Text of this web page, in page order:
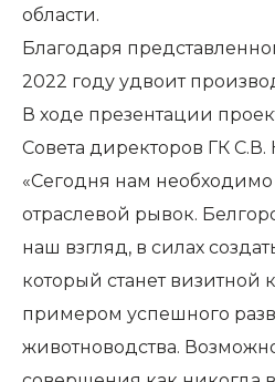
области.
Благодаря
2022 году удвоит
В ходе презентации
Совета директоров ГК
«Сегодня нам
отраслевой рывок.
наш взгляд, в силах
который станет визитной
примером успешного
животноводства.